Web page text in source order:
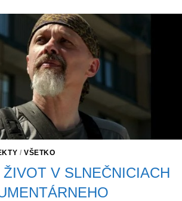
/VŠETKO
V SLNEČNICIACH